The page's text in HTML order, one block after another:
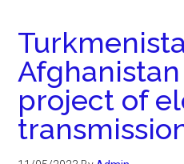
project of